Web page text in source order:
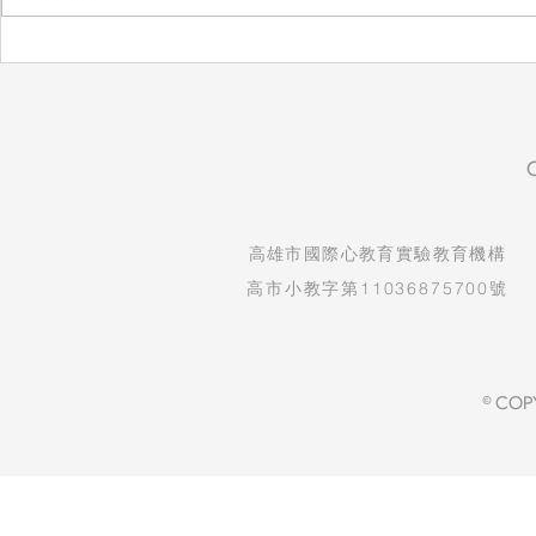
​高雄市國際心教育實驗教育機構
高市小教字第11036875700號
©